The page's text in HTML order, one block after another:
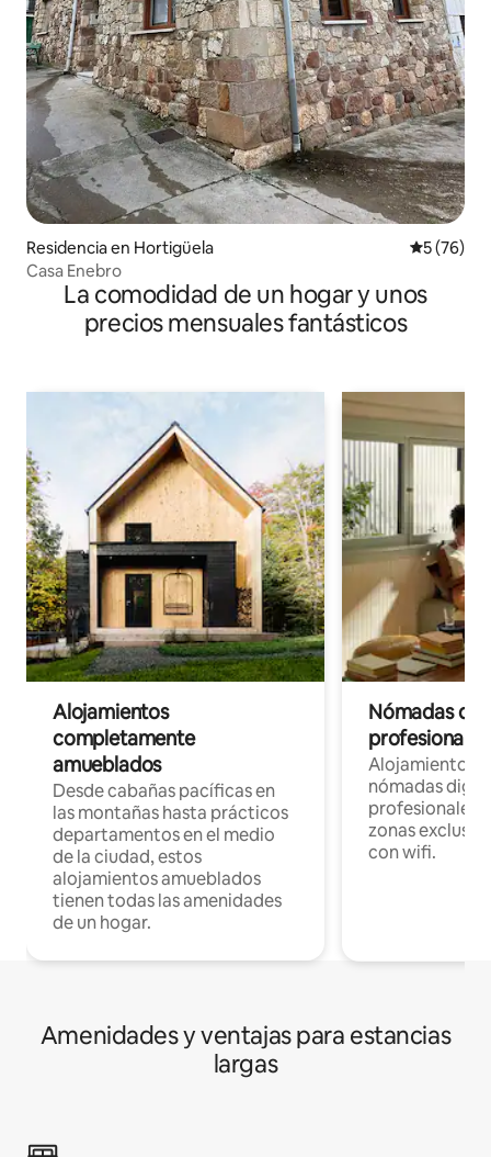
Residencia en Hortigüela
5 (76)
Casa Enebro
La comodidad de un hogar y unos
precios mensuales fantásticos
Alojamientos
completamente
amueblados
Desde cabañas pacíficas en
las montañas hasta prácticos
departamentos en el medio
de la ciudad, estos
alojamientos amueblados
tienen todas las amenidades
de un hogar.
Nómadas
Alojamientos
nómadas
profesionales
zonas
con wifi.
Amenidades y ventajas para estancias
largas